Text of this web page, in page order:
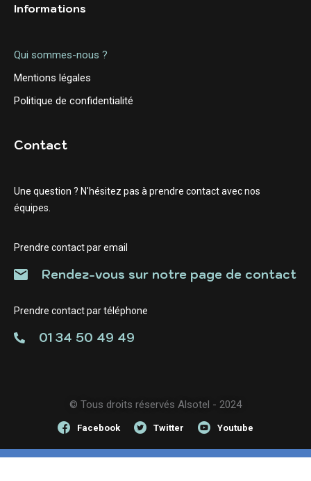
Informations
Qui sommes-nous ?
Mentions légales
Politique de confidentialité
Contact
Une question ? N'hésitez pas à prendre contact avec nos
équipes.
Prendre contact par email
Rendez-vous sur notre page de contact
Prendre contact par téléphone
01 34 50 49 49
© Tous droits réservés Alsotel - 2024
Facebook Twitter Youtube